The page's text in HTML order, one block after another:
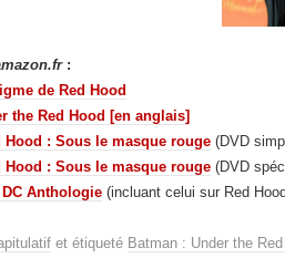
:
de Red Hood
the Red Hood [en anglais]
Hood : Sous le masque rouge (DVD
Hood : Sous le masque rouge (DVD
Anthologie (incluant celui sur Red
et étiqueté Batman : Under the Red